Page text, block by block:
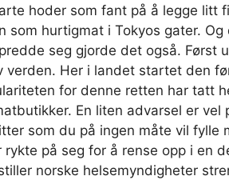
hoder som fant på å legge litt
som hurtigmat i Tokyos gater.
seg gjorde det også. Først
verden. Her i landet startet den
for denne retten har tatt
En liten advarsel er vel
som du på ingen måte vil fylle
på seg for å rense opp i en
norske helsemyndigheter